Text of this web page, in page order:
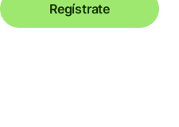
Regístrate